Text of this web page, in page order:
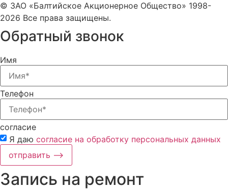
© ЗАО «Балтийское Акционерное Общество» 1998-
2026 Все права защищены.
Обратный звонок
Имя
Телефон
согласие
Я даю согласие на обработку персональных данных
отправить ⟶
Запись на ремонт